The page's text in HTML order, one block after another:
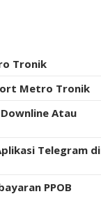
Tronik
Metro Tronik
Atau
Telegram di
PPOB